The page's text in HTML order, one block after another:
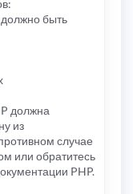
быть
должна
из
случае
или обратитесь
PHP.